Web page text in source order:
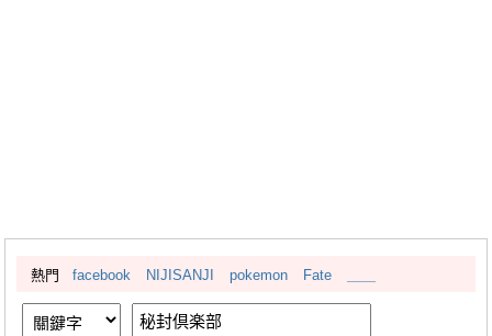
繪圖藝廊
交流中心
攤位轉讓區
熱門 facebook NIJISANJI pokemon Fate